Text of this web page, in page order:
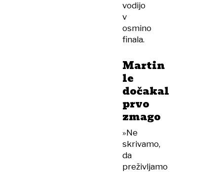
vodijo
v
osmino
finala.
Martin
le
dočakal
prvo
zmago
»Ne
skrivamo,
da
preživljamo